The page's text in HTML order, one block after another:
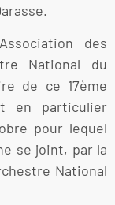
des
National du
de ce 17ème
en particulier
pour lequel
se joint, par la
National